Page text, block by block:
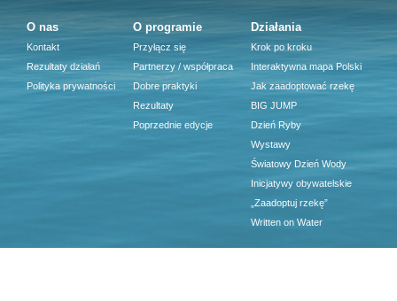
O nas
Kontakt
Rezultaty działań
Polityka prywatności
O programie
Przyłącz się
Partnerzy / współpraca
Dobre praktyki
Rezultaty
Poprzednie edycje
Działania
Krok po kroku
Interaktywna mapa Polski
Jak zaadoptować rzekę
BIG JUMP
Dzień Ryby
Wystawy
Światowy Dzień Wody
Inicjatywy obywatelskie
„Zaadoptuj rzekę”
Written on Water